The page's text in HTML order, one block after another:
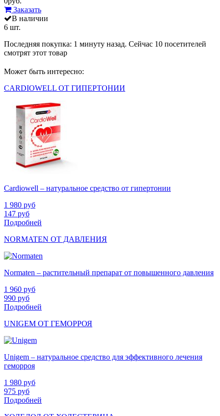
Заказать
В наличии
6 шт.
Последняя покупка: 1 минуту назад. Сейчас 10 посетителей
смотрят этот товар
Может быть интересно:
CARDIOWELL ОТ ГИПЕРТОНИИ
Cardiowell – натуральное средство от гипертонии
1 980 руб
147 руб
Подробней
NORMATEN ОТ ДАВЛЕНИЯ
Normaten – растительный препарат от повышенного давления
1 960 руб
990 руб
Подробней
UNIGEM ОТ ГЕМОРРОЯ
Unigem – натуральное средство для эффективного лечения
геморроя
1 980 руб
975 руб
Подробней